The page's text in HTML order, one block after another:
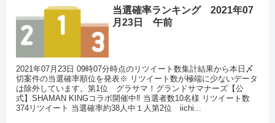
当選確率ランキング 2021年07
月23日 午前
2021年07月23日 09時07分時点のリツイート数集計結果から本日〆
切案件の当選確率順位を発表※ リツイート数が極端に少ないデータ
は除外しています。第1位 グラサマ！グランドサマナーズ【公
式】SHAMAN KINGコラボ開催中‼ 当選者数10名様 リツイート数
374リツイート 当選確率約38人中１人第2位 iichi...